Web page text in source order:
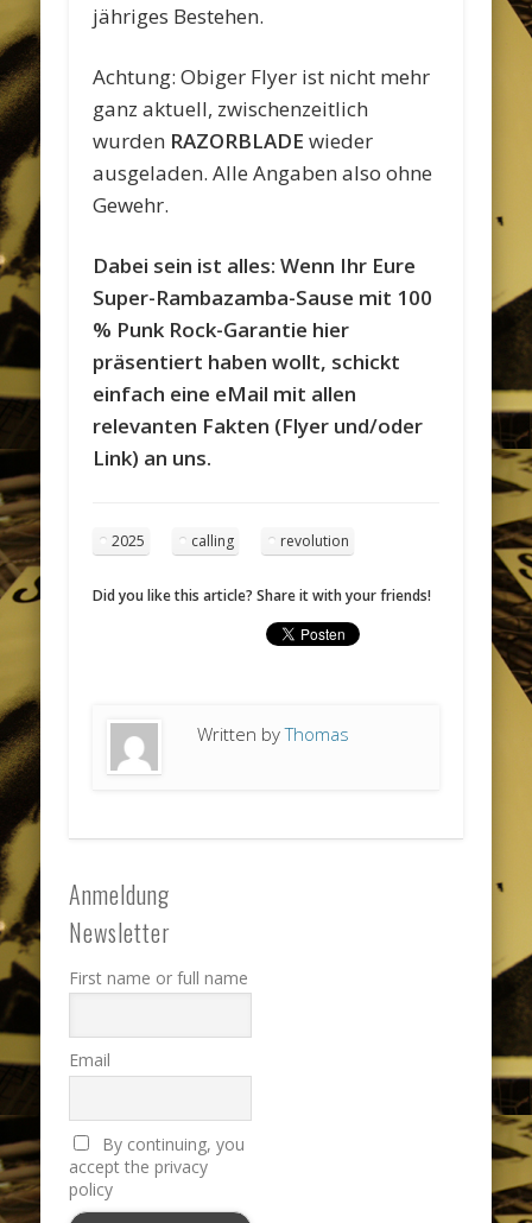
jähriges Bestehen.
Achtung: Obiger Flyer ist nicht mehr
ganz aktuell, zwischenzeitlich
wurden RAZORBLADE wieder
ausgeladen. Alle Angaben also ohne
Gewehr.
Dabei sein ist alles: Wenn Ihr Eure
Super-Rambazamba-Sause mit 100
% Punk Rock-Garantie hier
präsentiert haben wollt, schickt
einfach eine eMail mit allen
relevanten Fakten (Flyer und/oder
Link) an uns.
2025 calling revolution
Did you like this article? Share it with your friends!
Written byThomas
Anmeldung
Newsletter
First name or full name
Email
By continuing, you
accept the privacy
policy